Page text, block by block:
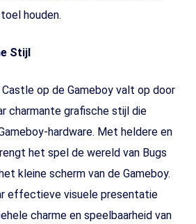
houden.
Stijl
Castle op de Gameboy valt op door
charmante grafische stijl die
hardware. Met heldere en
het spel de wereld van Bugs
kleine scherm van de Gameboy.
effectieve visuele presentatie
charme en speelbaarheid van